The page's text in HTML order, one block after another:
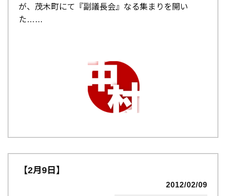
が、茂木町にて『副議長会』なる集まりを開い
た…
【2月9日】
2012/02/09